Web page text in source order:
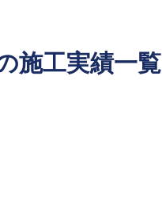
施工実績一覧